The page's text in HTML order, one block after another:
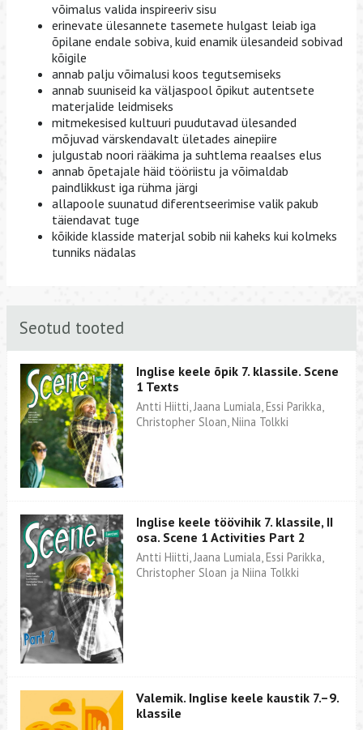
võimalus valida inspireeriv sisu
erinevate ülesannete tasemete hulgast leiab iga
õpilane endale sobiva, kuid enamik ülesandeid sobivad
kõigile
annab palju võimalusi koos tegutsemiseks
annab suuniseid ka väljaspool õpikut autentsete
materjalide leidmiseks
mitmekesised kultuuri puudutavad ülesanded
mõjuvad värskendavalt ületades ainepiire
julgustab noori rääkima ja suhtlema reaalses elus
annab õpetajale häid tööriistu ja võimaldab
paindlikkust iga rühma järgi
allapoole suunatud diferentseerimise valik pakub
täiendavat tuge
kõikide klasside materjal sobib nii kaheks kui kolmeks
tunniks nädalas
Seotud tooted
Inglise keele õpik 7. klassile. Scene
1 Texts
Antti Hiitti, Jaana Lumiala, Essi Parikka,
Christopher Sloan, Niina Tolkki
Inglise keele töövihik 7. klassile, II
osa. Scene 1 Activities Part 2
Antti Hiitti, Jaana Lumiala, Essi Parikka,
Christopher Sloan ja Niina Tolkki
Valemik. Inglise keele kaustik 7.–9.
klassile